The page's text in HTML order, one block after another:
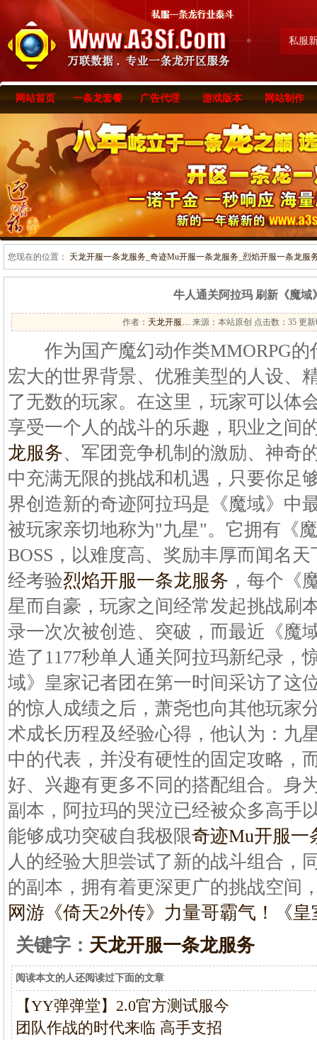
私服
网站首页 一条龙套餐 广告代理 游戏版本 网站制作
您现在的位置： 天龙开服一条龙服务_奇迹Mu开服一条龙服务_烈焰开服一条龙服
牛人通关阿拉玛 刷新《魔域
作者： 天龙开服… 来源：本站原创 点击数： 35 更新
作为国产魔幻动作类MMORPG的
宏大的世界背景、优雅美型的人设、
了无数的玩家。在这里，玩家可以体
享受一个人的战斗的乐趣，职业之间
龙服务、军团竞争机制的激励、神奇
中充满无限的挑战和机遇，只要你足
界创造新的奇迹阿拉玛是《魔域》中
被玩家亲切地称为"九星"。它拥有《
BOSS，以难度高、奖励丰厚而闻名
经考验烈焰开服一条龙服务 ，每个《
星而自豪，玩家之间经常发起挑战刷
录一次次被创造、突破，而最近《魔
造了1177秒单人通关阿拉玛新纪录，
域》皇家记者团在第一时间采访了这
的惊人成绩之后，萧尧也向其他玩家
术成长历程及经验心得，他认为：九
中的代表，并没有硬性的固定攻略，
好、兴趣有更多不同的搭配组合。身
副本，阿拉玛的哭泣已经被众多高手
能够成功突破自我极限奇迹Mu开服一
人的经验大胆尝试了新的战斗组合，
的副本，拥有着更深更广的挑战空间
网游《倚天2外传》力量哥霸气！《
关键字： 天龙开服一条龙服务
阅读本文的人还阅读过下面的文章
【YY弹弹堂】2.0官方测试服今
团队作战的时代来临 高手支招